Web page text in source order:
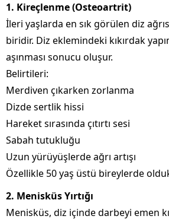
1. Kireçlenme (Osteoartrit)
İleri yaşlarda en sık görülen diz
biridir. Diz eklemindeki kıkırdak
aşınması sonucu oluşur.
Belirtileri:
Merdiven çıkarken zorlanma
Dizde sertlik hissi
Hareket sırasında çıtırtı sesi
Sabah tutukluğu
Uzun yürüyüşlerde ağrı artışı
Özellikle 50 yaş üstü bireylerde
2. Menisküs Yırtığı
Menisküs, diz içinde darbeyi emen